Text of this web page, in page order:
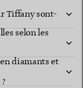
Tiffany sont-
selon les
diamants et